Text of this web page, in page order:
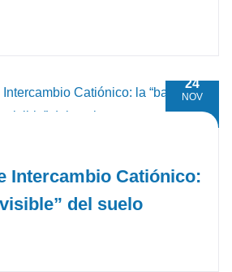
24
NOV
Intercambio Catiónico:
del suelo